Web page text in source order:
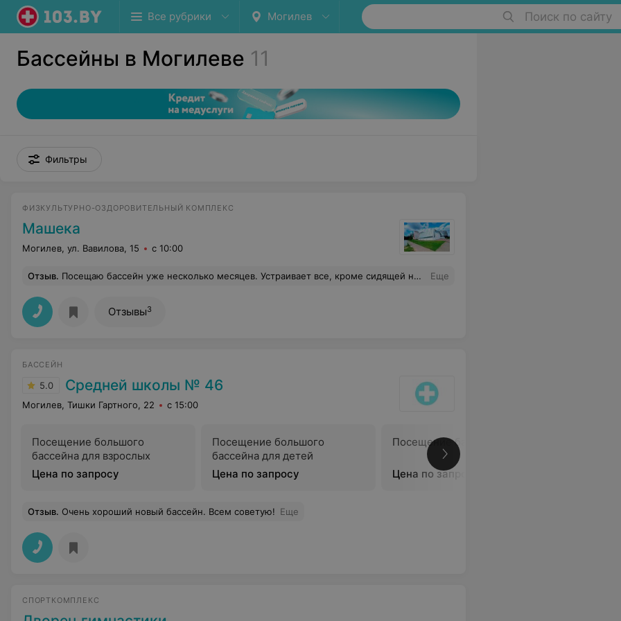
Все рубрики Могилев Поиск по сайту
Бассейны в Могилеве 11
Фильтры
ФИЗКУЛЬТУРНО-ОЗДОРОВИТЕЛЬНЫЙ КОМПЛЕКС
Машека
Могилев, ул. Вавилова, 15 с 10:00
Отзыв. Посещаю бассейн уже несколько месяцев. Устраивает все, кроме сидящей на телефоне мадам (она же кассир). Насколько мне известно, на фоке работают 2 кассира, так вот пожилая дамочка с короткой стрижкой очень хамоватая, у нее ничего невозможно спросить, постоянно перебивает и общается в посетителями в грубом и надменном тоне. После общения с ней (вынужденного общения) пропадает всякое желание посещать фок. Человек, который принимает посетителей-это т.н. лицо заведения, у данного бассейна оно вот такое, грубое и подчеркнуто хамоватое. Поэтому убедительна просьба к директору данного фока: пожалуйста, тщательнее подбирайте кадры, ибо они составляют как минимум 50% от общего впечатления о вашем заведении. Еще
Отзывы3
БАССЕЙН
5.0 Средней школы № 46
Могилев, Тишки Гартного, 22 с 15:00
Посещение большого
бассейна для взрослых
Цена по запросу
Посещение большого
бассейна для детей
Цена по запросу
Посещение бассейна
Цена по запросу
Отзыв. Очень хороший новый бассейн. Всем советую! Еще
СПОРТКОМПЛЕКС